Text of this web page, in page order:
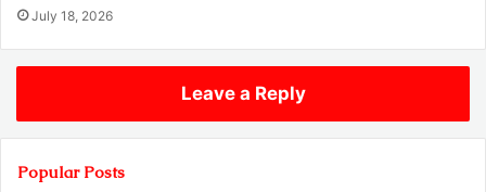
July 18, 2026
Leave a Reply
Popular Posts